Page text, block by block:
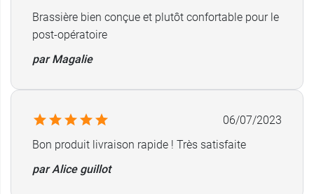
Brassière bien conçue et plutôt confortable pour le
post-opératoire
par Magalie
06/07/2023
Bon produit livraison rapide ! Très satisfaite
par Alice guillot